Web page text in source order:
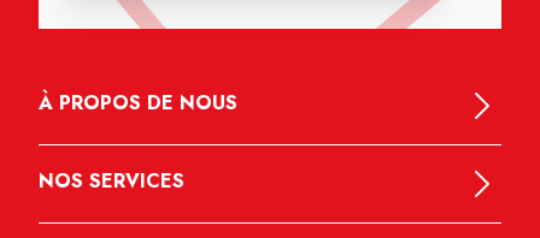
À PROPOS DE NOUS
NOS SERVICES